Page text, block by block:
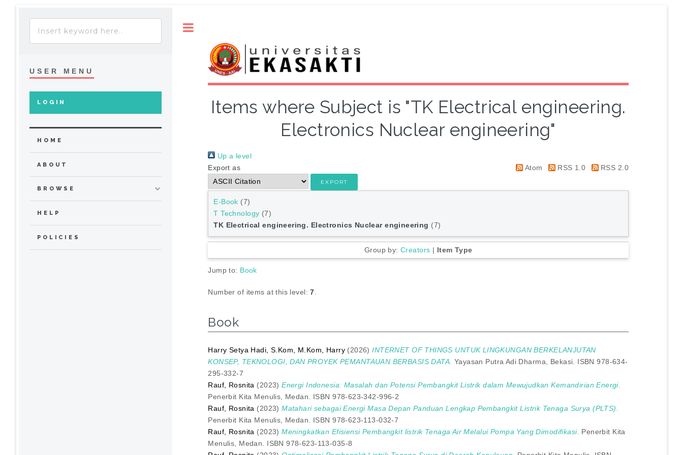
Items where Subject is "TK Electrical engineering.
Electronics Nuclear engineering"
Up a level
Export as
Atom RSS 1.0 RSS 2.0
E-Book (7)
T Technology (7)
TK Electrical engineering. Electronics Nuclear engineering (7)
Group by:Creators | Item Type
Jump to: Book
Number of items at this level:7
Book
Harry Setya Hadi, S.Kom, M.Kom, Harry(2026)INTERNET OF THINGS UNTUK LINGKUNGAN BERKELANJUTAN
KONSEP, TEKNOLOGI, DAN PROYEK PEMANTAUAN BERBASIS DATA. Yayasan Putra Adi Dharma, Bekasi. ISBN 978-634-
295-332-7
Rauf, Rosnita (2023)Energi Indonesia: Masalah dan Potensi Pembangkit Listrik dalam Mewujudkan Kemandirian Energi.
Penerbit Kita Menulis, Medan. ISBN 978-623-342-996-2
Rauf, Rosnita (2023)Matahari sebagai Energi Masa Depan Panduan Lengkap Pembangkit Listrik Tenaga Surya (PLTS).
Penerbit Kita Menulis, Medan. ISBN 978-623-113-032-7
Rauf, Rosnita (2023)Meningkatkan Efisiensi Pembangkit listrik Tenaga Air Melalui Pompa Yang Dimodifikasi. Penerbit Kita
Menulis, Medan. ISBN 978-623-113-035-8
USER MENU
LOGIN
HOME
ABOUT
BROWSE
HELP
POLICIES